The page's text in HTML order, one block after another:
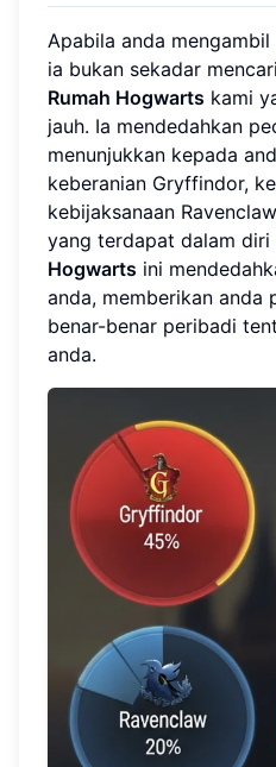
Apabila anda mengambil
ia bukan sekadar
Rumah Hogwarts kami
jauh. Ia mendedahkan
menunjukkan kepada
keberanian Gryffindor,
kebijaksanaan
yang terdapat dalam diri
Hogwarts ini
anda, memberikan anda
benar-benar peribadi
anda.